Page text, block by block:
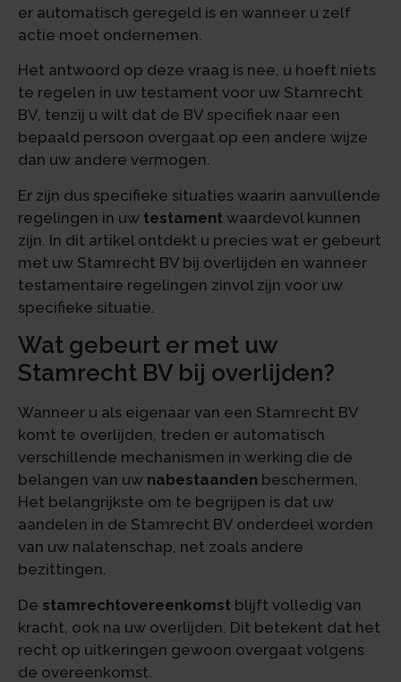
er automatisch geregeld is en wanneer u zelf
actie moet ondernemen.
Het antwoord op deze vraag is nee, u hoeft niets
te regelen in uw testament voor uw Stamrecht
BV, tenzij u wilt dat de BV specifiek naar een
bepaald persoon overgaat op een andere wijze
dan uw andere vermogen.
Er zijn dus specifieke situaties waarin aanvullende
regelingen in uw testament waardevol kunnen
zijn. In dit artikel ontdekt u precies wat er gebeurt
met uw Stamrecht BV bij overlijden en wanneer
testamentaire regelingen zinvol zijn voor uw
specifieke situatie.
Wat gebeurt er met uw
Stamrecht BV bij overlijden?
Wanneer u als eigenaar van een Stamrecht BV
komt te overlijden, treden er automatisch
verschillende mechanismen in werking die de
belangen van uw nabestaanden beschermen.
Het belangrijkste om te begrijpen is dat uw
aandelen in de Stamrecht BV onderdeel worden
van uw nalatenschap, net zoals andere
bezittingen.
De stamrechtovereenkomst blijft volledig van
kracht, ook na uw overlijden. Dit betekent dat het
recht op uitkeringen gewoon overgaat volgens
de overeenkomst.